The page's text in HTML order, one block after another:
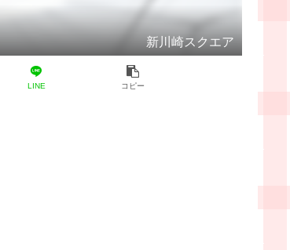
新川崎スクエア
LINE コピー